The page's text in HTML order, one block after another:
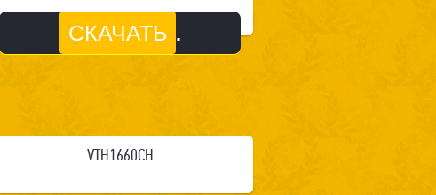
СКАЧАТЬ .
VTH1660CH